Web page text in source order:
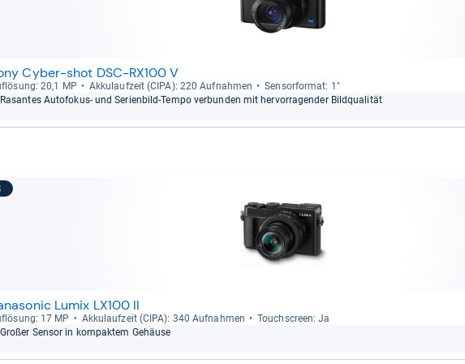
Cyber-shot DSC-RX100 V
20,1 MP Akku­lauf­zeit (CIPA): 220 Auf­nah­men
Sen­sor­for­mat: 1"
Rasan­tes Auto­fo­kus-​ und Seri­en­bild-​Tempo ver­bun­den mit her­vor­ra­gen­der Bild­qua­li­tät
Lumix LX100 II
17 MP Akku­lauf­zeit (CIPA): 340 Auf­nah­men
Touch­s­creen: Ja
Großer Sen­sor in kom­pak­tem Gehäuse